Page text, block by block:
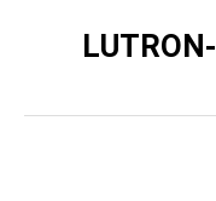
وات متر True RMS مدل LUTRON-